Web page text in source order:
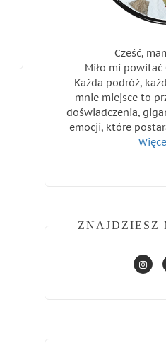
Cześć,
Miło mi
Każda podróż,
mnie miejsce to
doświadczenia,
emocji, które
ZNAJDZIESZ